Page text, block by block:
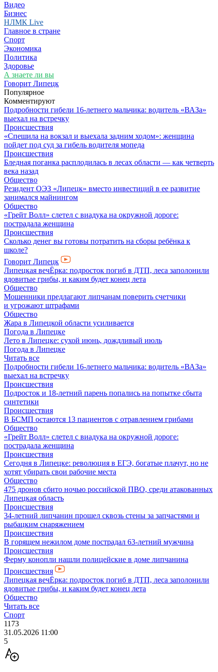
Видео
Бизнес
НЛМК Live
Главное в стране
Спорт
Экономика
Политика
Здоровье
А знаете ли вы
Говорит Липецк
Популярное
Комментируют
Подробности гибели 16-летнего мальчика: водитель «ВАЗа»
выехал на встречку
Происшествия
«Спешила на вокзал и выехала задним ходом»: женщина
пойдет под суд за гибель водителя мопеда
Происшествия
Бледная поганка расплодилась в лесах области — как четверть
века назад
Общество
Резидент ОЭЗ «Липецк» вместо инвестиций в ее развитие
занимался майнингом
Общество
«Грейт Волл» слетел с виадука на окружной дороге:
пострадала женщина
Происшествия
Сколько денег вы готовы потратить на сборы ребёнка к
школе?
Говорит Липецк
Липецкая вечЁрка: подросток погиб в ДТП, леса заполонили
ядовитые грибы, и каким будет конец лета
Общество
Мошенники предлагают липчанам поверить счетчики
и угрожают штрафами
Общество
Жара в Липецкой области усиливается
Погода в Липецке
Лето в Липецке: сухой июнь, дождливый июль
Погода в Липецке
Читать все
Подробности гибели 16-летнего мальчика: водитель «ВАЗа»
выехал на встречку
Происшествия
Подросток и 18-летний парень попались на попытке сбыта
синтетики
Происшествия
В БСМП остаются 13 пациентов с отравлением грибами
Общество
«Грейт Волл» слетел с виадука на окружной дороге:
пострадала женщина
Происшествия
Сегодня в Липецке: революция в ЕГЭ, богатые плачут, но не
хотят убирать свои рабочие места
Общество
475 дронов сбито ночью российской ПВО, среди атакованных
Липецкая область
Происшествия
34-летний липчанин прошел сквозь стены за запчастями и
рыбацким снаряжением
Происшествия
В горящем нежилом доме пострадал 63-летний мужчина
Происшествия
Ферму конопли нашли полицейские в доме липчанина
Происшествия
Липецкая вечЁрка: подросток погиб в ДТП, леса заполонили
ядовитые грибы, и каким будет конец лета
Общество
Читать все
Спорт
1173
31.05.2026 11:00
5